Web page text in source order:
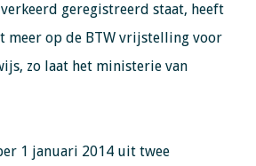
geregistreerd staat, heeft
meer op de BTW vrijstelling voor
zo laat het ministerie van
1 januari 2014 uit twee